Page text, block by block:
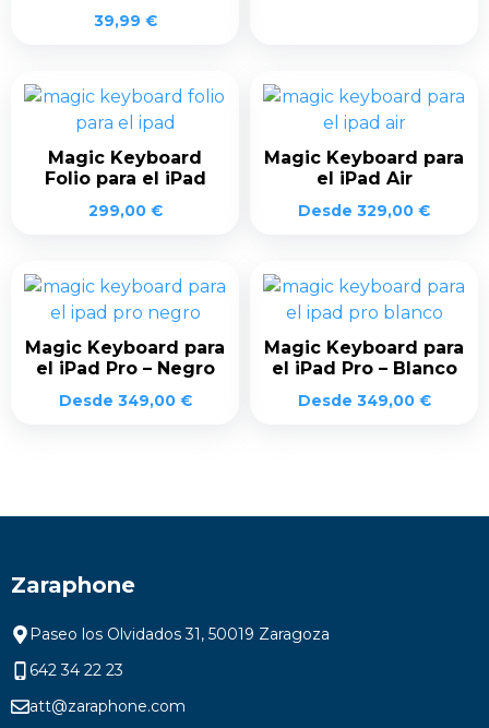
39,99 €
Magic Keyboard
Folio para el iPad
299,00 €
Magic Keyboard para
el iPad Air
Desde 329,00 €
Magic Keyboard para
el iPad Pro – Negro
Desde 349,00 €
Magic Keyboard para
el iPad Pro – Blanco
Desde 349,00 €
Zaraphone
Paseo los Olvidados 31, 50019 Zaragoza
642 34 22 23
att@zaraphone.com